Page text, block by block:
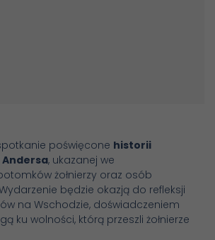
poświęcone historii
, ukazanej we
żołnierzy oraz osób
będzie okazją do refleksji
na Wschodzie, doświadczeniem
ku wolności, którą przeszli żołnierze